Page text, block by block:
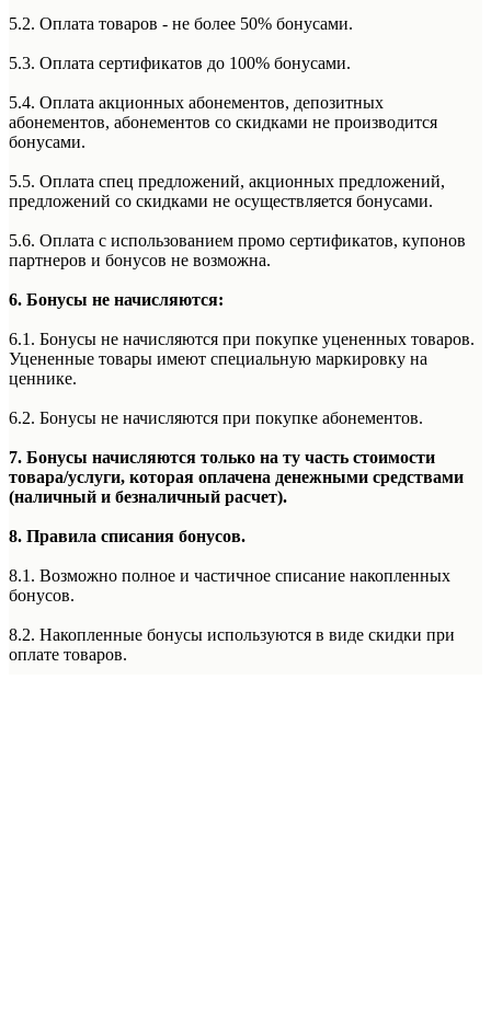
5.2. Оплата товаров - не более 50% бонусами.
5.3. Оплата сертификатов до 100% бонусами.
5.4. Оплата акционных абонементов, депозитных
абонементов, абонементов со скидками не производится
бонусами.
5.5. Оплата спец предложений, акционных предложений,
предложений со скидками не осуществляется бонусами.
5.6. Оплата с использованием промо сертификатов, купонов
партнеров и бонусов не возможна.
6. Бонусы не начисляются:
6.1. Бонусы не начисляются при покупке уцененных товаров.
Уцененные товары имеют специальную маркировку на
ценнике.
6.2. Бонусы не начисляются при покупке абонементов.
7. Бонусы начисляются только на ту часть стоимости
товара/услуги, которая оплачена денежными средствами
(наличный и безналичный расчет).
8. Правила списания бонусов.
8.1. Возможно полное и частичное списание накопленных
бонусов.
8.2. Накопленные бонусы используются в виде скидки при
оплате товаров.